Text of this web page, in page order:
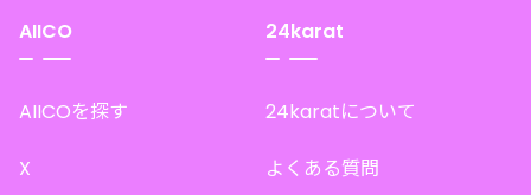
AIICO
AIICOを探す
X
24karat
24karatについて
よくある質問